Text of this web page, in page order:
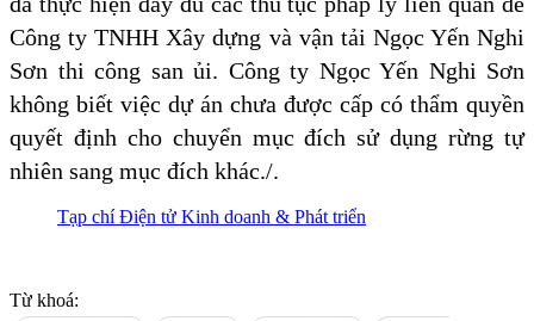
Công ty TNHH Xây dựng và vận tải Ngọc Yến Nghi
Sơn thi công san ủi. Công ty Ngọc Yến Nghi Sơn
không biết việc dự án chưa được cấp có thẩm quyền
quyết định cho chuyển mục đích sử dụng rừng tự
nhiên sang mục đích khác./.
Tạp chí Điện tử Kinh doanh & Phát triển
Từ khoá: